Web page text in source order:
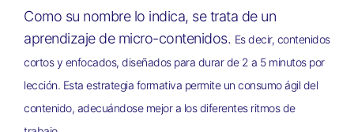
Como su nombre lo indica, se trata de un
aprendizaje de micro-contenidos. Es decir, contenidos
cortos y enfocados, diseñados para durar de 2 a 5 minutos por
lección. Esta estrategia formativa permite un consumo ágil del
contenido, adecuándose mejor a los diferentes ritmos de